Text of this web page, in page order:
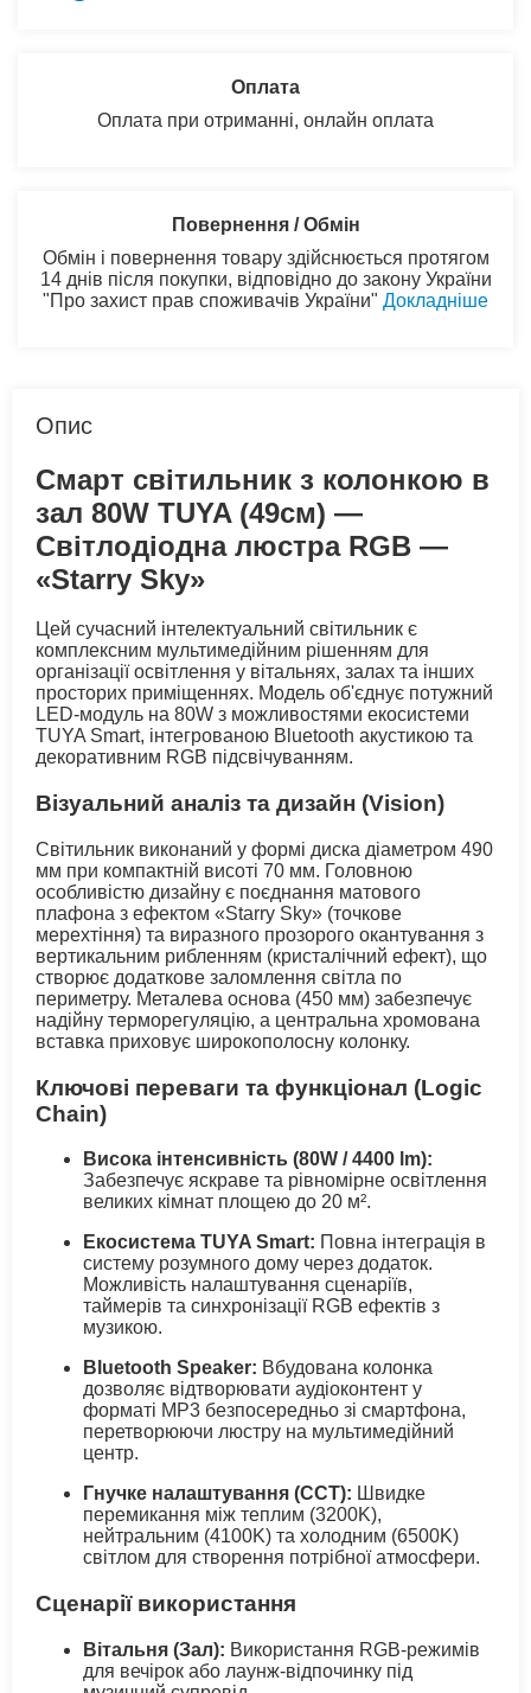
Оплата
Оплата при отриманні, онлайн оплата
Повернення / Обмін
Обмін і повернення товару здійснюється протягом
14 днів після покупки, відповідно до закону України
"Про захист прав споживачів України" Докладніше
Опис
Смарт світильник з колонкою в
зал 80W TUYA (49см) —
Світлодіодна люстра RGB —
«Starry Sky»
Цей сучасний інтелектуальний світильник є
комплексним мультимедійним рішенням для
організації освітлення у вітальнях, залах та інших
просторих приміщеннях. Модель об'єднує потужний
LED-модуль на 80W з можливостями екосистеми
TUYA Smart, інтегрованою Bluetooth акустикою та
декоративним RGB підсвічуванням.
Візуальний аналіз та дизайн (Vision)
Світильник виконаний у формі диска діаметром 490
мм при компактній висоті 70 мм. Головною
особливістю дизайну є поєднання матового
плафона з ефектом «Starry Sky» (точкове
мерехтіння) та виразного прозорого окантування з
вертикальним рибленням (кристалічний ефект), що
створює додаткове заломлення світла по
периметру. Металева основа (450 мм) забезпечує
надійну терморегуляцію, а центральна хромована
вставка приховує широкополосну колонку.
Ключові переваги та функціонал (Logic
Chain)
Висока інтенсивність (80W / 4400 lm):
Забезпечує яскраве та рівномірне освітлення
великих кімнат площею до 20 м².
Екосистема TUYA Smart: Повна інтеграція в
систему розумного дому через додаток.
Можливість налаштування сценаріїв,
таймерів та синхронізації RGB ефектів з
музикою.
Bluetooth Speaker: Вбудована колонка
дозволяє відтворювати аудіоконтент у
форматі MP3 безпосередньо зі смартфона,
перетворюючи люстру на мультимедійний
центр.
Гнучке налаштування (CCT): Швидке
перемикання між теплим (3200K),
нейтральним (4100K) та холодним (6500K)
світлом для створення потрібної атмосфери.
Сценарії використання
Вітальня (Зал): Використання RGB-режимів
для вечірок або лаунж-відпочинку під